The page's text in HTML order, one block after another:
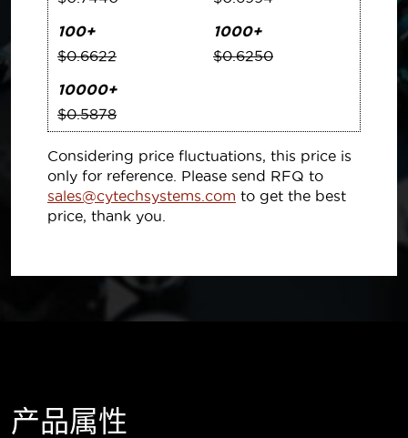
100+
$0.6622
1000+
$0.6250
10000+
$0.5878
Considering price fluctuations, this price is
only for reference. Please send RFQ to
sales@cytechsystems.com to get the best
price, thank you.
产品属性